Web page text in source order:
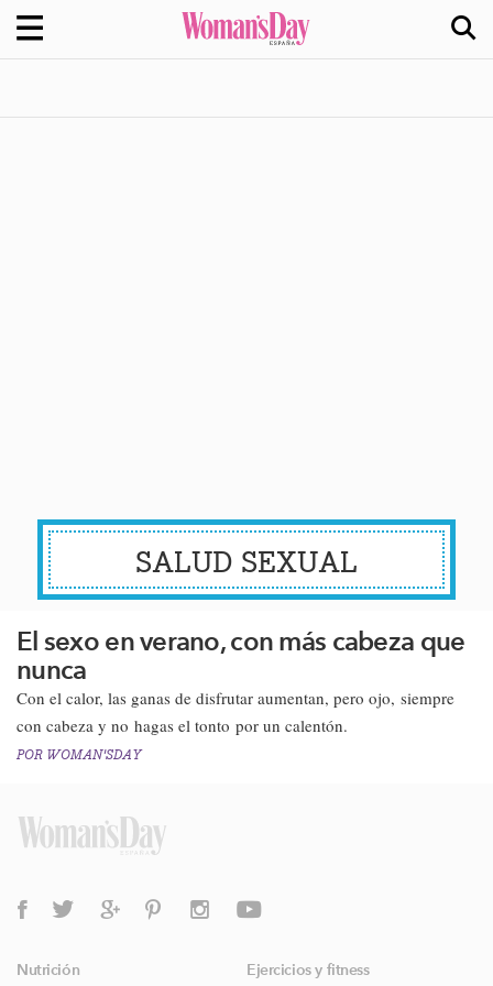
SALUD SEXUAL
El sexo en verano, con más cabeza que
nunca
Con el calor, las ganas de disfrutar aumentan, pero ojo, siempre
con cabeza y no hagas el tonto por un calentón.​
POR WOMAN'SDAY
Nutrición
Ejercicios y fitness